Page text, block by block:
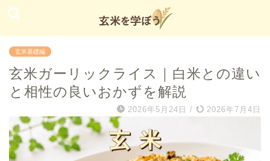
玄米基礎編
玄米ガーリックライス｜白米との違い
と相性の良いおかずを解説
2026年5月24日 / 2026年7月4日